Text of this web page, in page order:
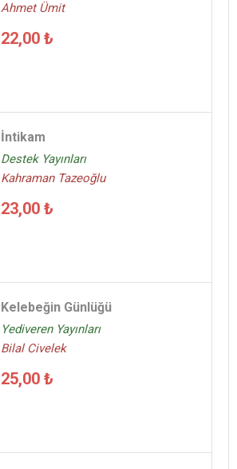
Ahmet Ümit
22,00 ₺
İntikam
Destek Yayınları
Kahraman Tazeoğlu
23,00 ₺
Kelebeğin Günlüğü
Yediveren Yayınları
Bilal Civelek
25,00 ₺